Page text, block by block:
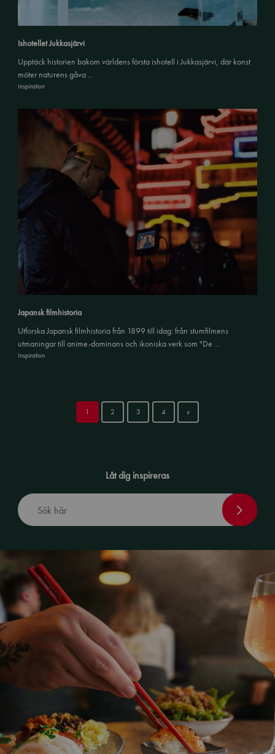
Ishotellet Jukkasjärvi
Upptäck historien bakom världens första ishotell i Jukkasjärvi, där konst
möter naturens gåva ...
Inspiration
Japansk filmhistoria
Utforska Japansk filmhistoria från 1899 till idag: från stumfilmens
utmaningar till anime-dominans och ikoniska verk som "De ...
Inspiration
1 2 3 4 »
Låt dig inspireras
Sök här